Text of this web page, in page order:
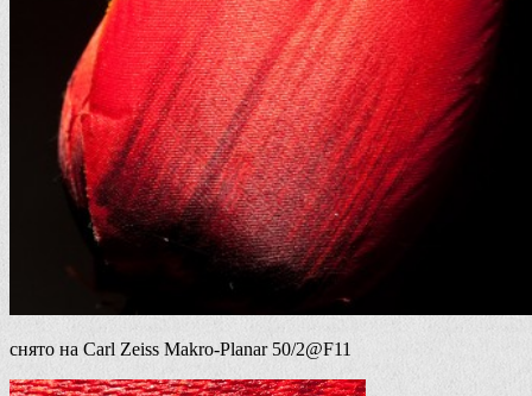
снято на Carl Zeiss Makro-Planar 50/2@F11